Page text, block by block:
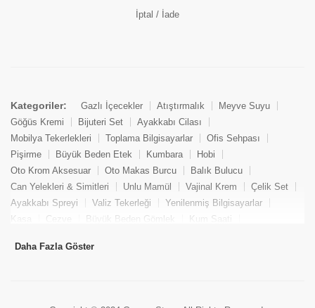
İptal / İade
Kategoriler: Gazlı İçecekler Atıştırmalık
Meyve Suyu
Göğüs Kremi
Bijuteri Set
Ayakkabı Cilası
Mobilya Tekerlekleri
Toplama Bilgisayarlar
Ofis Sehpası
Pişirme
Büyük Beden Etek Kumbara
Hobi
Oto Krom Aksesuar
Oto Makas Burcu
Balık Bulucu
Can Yelekleri & Simitleri
Unlu Mamül Vajinal Krem
Çelik Set
Ayakkabı Spreyi
Valiz Tekerleği
Yenilenmiş Bilgisayarlar
Kasa
Cezve Büyük Beden Gömlek
Kum Saati
Tekne Bağlama & Demirleme
Daha Fazla Göster